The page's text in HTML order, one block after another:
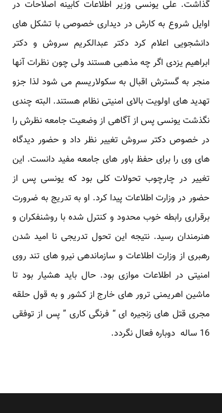
گذاشت. علی یونسی وزیر اطلاعات کابینه اصلاحات در
اوایل شروع به کارش در دیداری خصوصی با تشکل های
دانشجویی اعلام کرد دکتر عبدالکریم سروش و دکتر
ابراهیم یزدی اگر چه مذهبی هستند ولی چون نظرات آنها
منجر به گسترش اقبال به سکولاریسم می شود لذا جزو
تهدید های اولویت بالای امنیتی نظام هستند. البته چندی
نگذشت یونسی پس از آگاهی از وضعیت جامعه نظرش را
در خصوص دکتر سروش تغییر نظر داد و حضور دیدگاه
های وی را برای حفظ باور های جامعه مفید دانست. این
تغییر در چارچوب تحولات کلی بود که یونسی پس از
حضور در وزارت اطلاعات پیدا کرد. او به تدریج به ضرورت
برقراری رابطه خوب محدود و کنترل شده با روشنفکران و
هنرمندان رسید. نتیجه این تحول تدریجی نا امید شدن
رهبری از وزارت اطلاعات و سازماندهی نیرو های تند روی
امنیتی در اطلاعات موازی بود. حال باید هشیار بود تا
ماشین اهریمنی ترور های خارج از کشور و به قول حلقه
مجری قتل های زنجیره ای “ فرنگی کاری ” پس از توفقی
16 ساله دوباره فعال نگردد.